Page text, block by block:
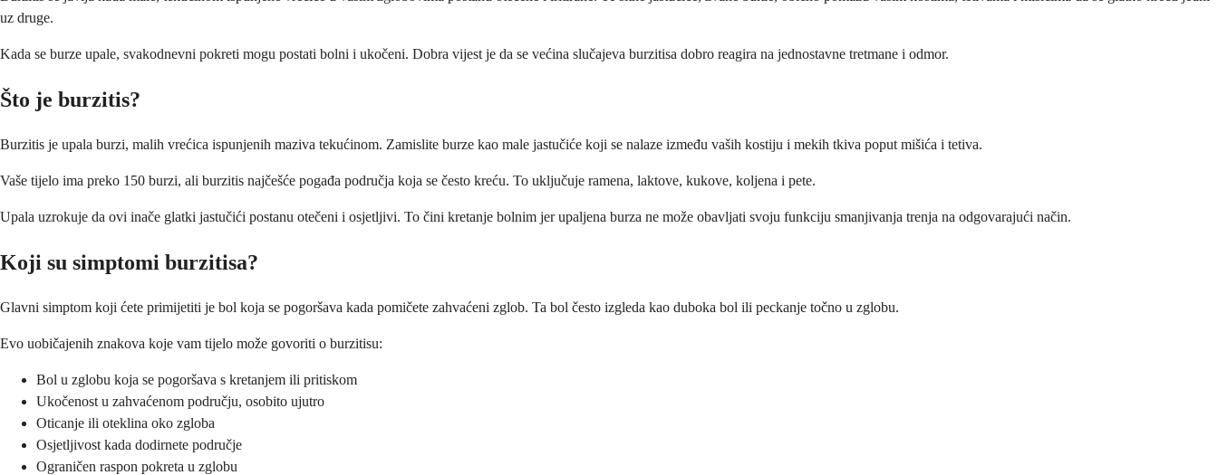
uz druge.
Kada se burze upale, svakodnevni pokreti mogu postati bolni i ukočeni. Dobra vijest je da se većina slučajeva burzitisa dobro reagira na jednostavne tretmane i odmor.
Što je burzitis?
Burzitis je upala burzi, malih vrećica ispunjenih maziva tekućinom. Zamislite burze kao male jastučiće koji se nalaze između vaših kostiju i mekih tkiva poput mišića i tetiva.
Vaše tijelo ima preko 150 burzi, ali burzitis najčešće pogađa područja koja se često kreću. To uključuje ramena, laktove, kukove, koljena i pete.
Upala uzrokuje da ovi inače glatki jastučići postanu otečeni i osjetljivi. To čini kretanje bolnim jer upaljena burza ne može obavljati svoju funkciju smanjivanja trenja na odgovarajući način.
Koji su simptomi burzitisa?
Glavni simptom koji ćete primijetiti je bol koja se pogoršava kada pomičete zahvaćeni zglob. Ta bol često izgleda kao duboka bol ili peckanje točno u zglobu.
Evo uobičajenih znakova koje vam tijelo može govoriti o burzitisu:
Bol u zglobu koja se pogoršava s kretanjem ili pritiskom
Ukočenost u zahvaćenom području, osobito ujutro
Oticanje ili oteklina oko zgloba
Osjetljivost kada dodirnete područje
Ograničen raspon pokreta u zglobu